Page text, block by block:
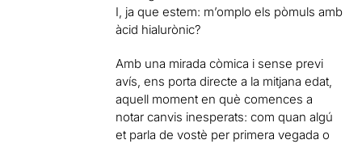
I, ja que estem: m’omplo els pòmuls amb
àcid hialurònic?
Amb una mirada còmica i sense previ
avís, ens porta directe a la mitjana edat,
aquell moment en què comences a
notar canvis inesperats: com quan algú
et parla de vostè per primera vegada o